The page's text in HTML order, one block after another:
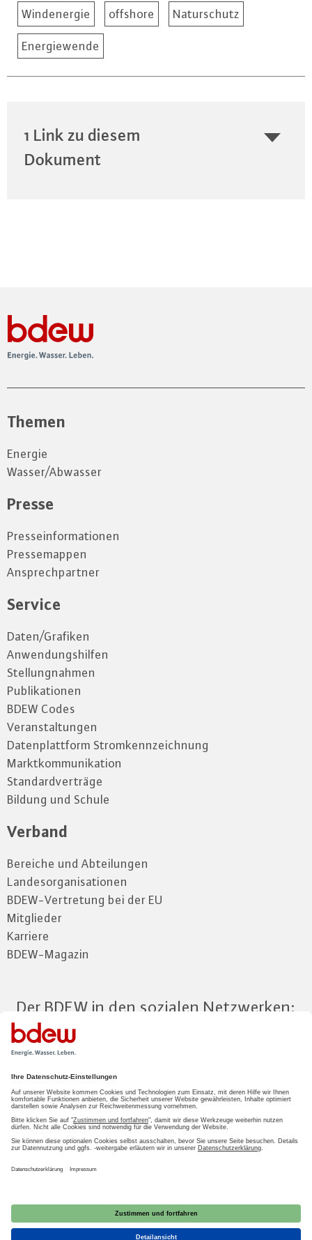
Windenergie offshore Naturschutz
Energiewende
1 Link zu diesem
Dokument
Themen
Energie
Wasser/Abwasser
Presse
Presseinformationen
Pressemappen
Ansprechpartner
Service
Daten/Grafiken
Anwendungshilfen
Stellungnahmen
Publikationen
BDEW Codes
Veranstaltungen
Datenplattform Stromkennzeichnung
Marktkommunikation
Standardverträge
Bildung und Schule
Verband
Bereiche und Abteilungen
Landesorganisationen
BDEW-Vertretung bei der EU
Mitglieder
Karriere
BDEW-Magazin
Der BDEW in den sozialen Netzwerken:
Zum Mitgliederbereich
LOGIN
2026 BDEW